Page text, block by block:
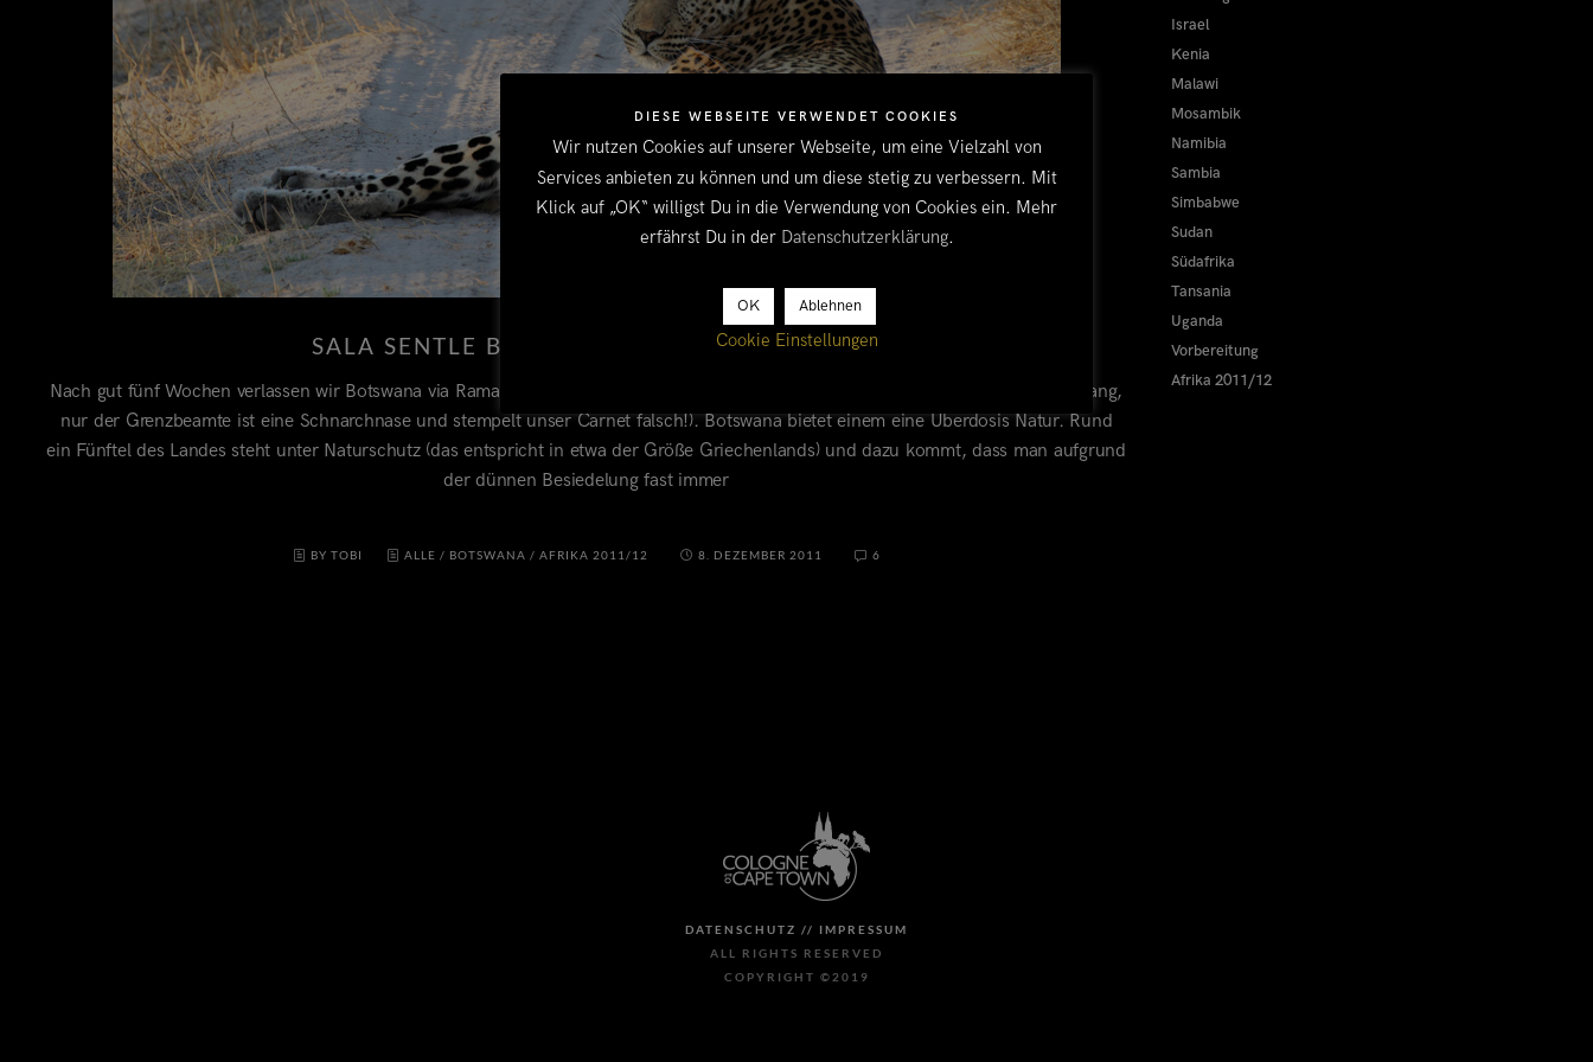
SALA SENTLE BOTSWANA – FOTOS ONLINE!
Nach gut fünf Wochen verlassen wir Botswana via Ramatlabama in Richtung Südafrika (unkomplizierter und schneller Grenzübergang,
nur der Grenzbeamte ist eine Schnarchnase und stempelt unser Carnet falsch!). Botswana bietet einem eine Überdosis Natur. Rund
ein Fünftel des Landes steht unter Naturschutz (das entspricht in etwa der Größe Griechenlands) und dazu kommt, dass man aufgrund
der dünnen Besiedelung fast immer
BY TOBI ALLE / BOTSWANA / AFRIKA 2011/12 8. DEZEMBER 2011 6
Israel
Kenia
Malawi
Mosambik
Namibia
Sambia
Simbabwe
Sudan
Südafrika
Tansania
Uganda
Vorbereitung
Afrika 2011/12
DATENSCHUTZ // IMPRESSUM
ALL RIGHTS RESERVED
COPYRIGHT ©2019
DIESE WEBSEITE VERWENDET COOKIES
Wir nutzen Cookies auf unserer Webseite, um eine Vielzahl von
Services anbieten zu können und um diese stetig zu verbessern. Mit
Klick auf „OK“ willigst Du in die Verwendung von Cookies ein. Mehr
erfährst Du in der Datenschutzerklärung.
OK Ablehnen
Cookie Einstellungen